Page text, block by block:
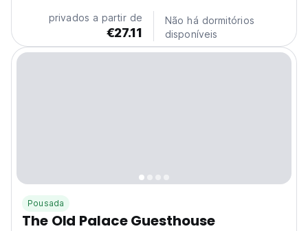
privados a partir de
€27.11
Não há dormitórios
disponíveis
Pousada
The Old Palace Guesthouse